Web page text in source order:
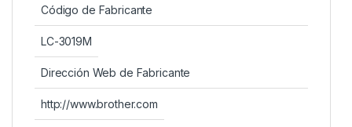
Código de Fabricante
LC-3019M
Dirección Web de Fabricante
http://www.brother.com